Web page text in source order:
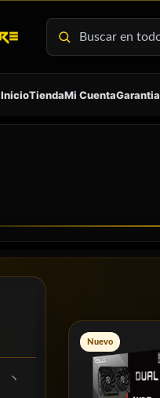
InicioTiendaMi CuentaGarantia
Nuevo